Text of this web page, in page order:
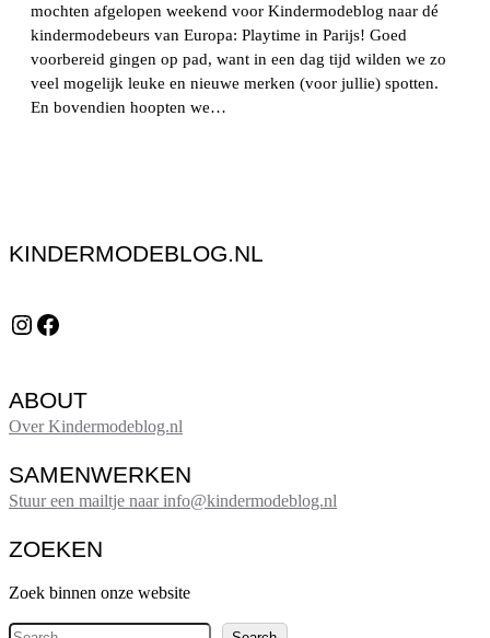
mochten afgelopen weekend voor Kindermodeblog naar dé
kindermodebeurs van Europa: Playtime in Parijs! Goed
voorbereid gingen op pad, want in een dag tijd wilden we zo
veel mogelijk leuke en nieuwe merken (voor jullie) spotten.
En bovendien hoopten we…
KINDERMODEBLOG.NL
Instagram Facebook
ABOUT
Over Kindermodeblog.nl
SAMENWERKEN
Stuur een mailtje naar info@kindermodeblog.nl
ZOEKEN
Zoek binnen onze website
Z